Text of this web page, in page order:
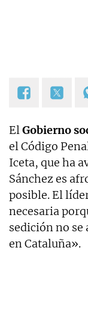
ElGobierno
el Código
Iceta, que ha
Sánchez es
posible. El
necesaria
sedición no se
en Cataluña».